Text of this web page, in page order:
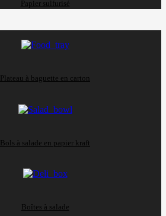
Papier sulfurisé
Plateau à baguette en carton
Bols à salade en papier kraft
Boîtes à salade